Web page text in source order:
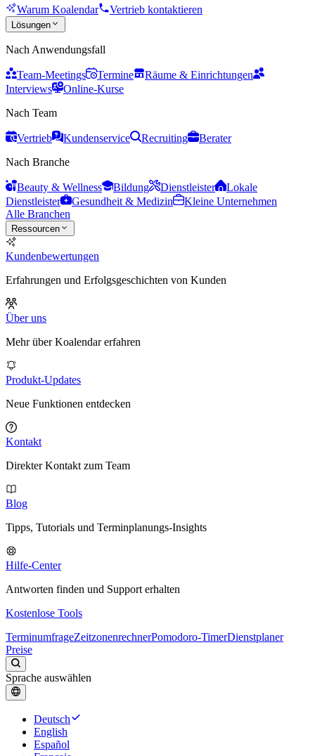
Warum Koalendar Vertrieb kontaktieren
Lösungen
Nach Anwendungsfall
Team-Meetings Termine
Räume & Einrichtungen
Interviews
Online-Kurse
Nach Team
Vertrieb Kundenservice Recruiting
Berater
Nach Branche
Beauty & Wellness Bildung Dienstleister
Lokale
Dienstleister
Gesundheit & Medizin
Kleine Unternehmen
Alle Branchen
Ressourcen
Kundenbewertungen
Erfahrungen und Erfolgsgeschichten von Kunden
Über uns
Mehr über Koalendar erfahren
Produkt-Updates
Neue Funktionen entdecken
Kontakt
Direkter Kontakt zum Team
Blog
Tipps, Tutorials und Terminplanungs-Insights
Hilfe-Center
Antworten finden und Support erhalten
Kostenlose Tools
TerminumfrageZeitzonenrechnerPomodoro-TimerDienstplaner
Preise
Sprache auswählen
Deutsch
English
Español